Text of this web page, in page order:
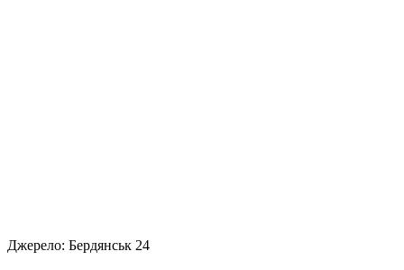
Джерело: Бердянськ 24